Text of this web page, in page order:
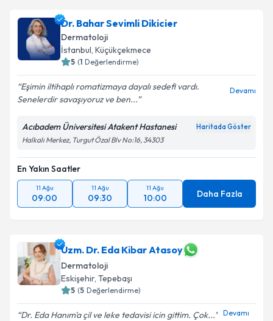
Dr. Bahar Sevimli Dikicier
Dermatoloji
İstanbul, Küçükçekmece
5 (1 Değerlendirme)
Eşimin iltihaplı romatizmaya dayalı sedefi vardı.
Senelerdir savaşıyoruz ve ben...
Devamı
Acıbadem Üniversitesi Atakent Hastanesi Haritada Göster
Halkalı Merkez, Turgut Özal Blv No:16, 34303
En Yakın Saatler
11 Ağu
09:00
11 Ağu
09:30
11 Ağu
10:00 Daha Fazla
Uzm. Dr. Eda Kibar Atasoy
Dermatoloji
Eskişehir, Tepebaşı
5 (5 Değerlendirme)
Dr. Eda Hanım'a çil ve leke tedavisi icin gittim. Çok... Devamı